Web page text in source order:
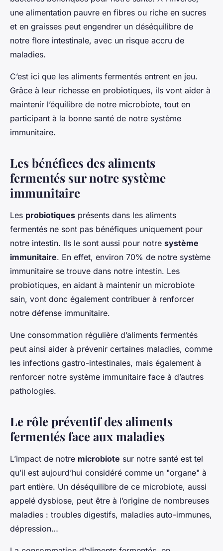
une alimentation pauvre en fibres ou riche en sucres
et en graisses peut engendrer un déséquilibre de
notre flore intestinale, avec un risque accru de
maladies.
C’est ici que les aliments fermentés entrent en jeu.
Grâce à leur richesse en probiotiques, ils vont aider à
maintenir l’équilibre de notre microbiote, tout en
participant à la bonne santé de notre système
immunitaire.
Les bénéfices des aliments
fermentés sur notre système
immunitaire
Les probiotiques présents dans les aliments
fermentés ne sont pas bénéfiques uniquement pour
notre intestin. Ils le sont aussi pour notre système
immunitaire. En effet, environ 70% de notre système
immunitaire se trouve dans notre intestin. Les
probiotiques, en aidant à maintenir un microbiote
sain, vont donc également contribuer à renforcer
notre défense immunitaire.
Une consommation régulière d’aliments fermentés
peut ainsi aider à prévenir certaines maladies, comme
les infections gastro-intestinales, mais également à
renforcer notre système immunitaire face à d’autres
pathologies.
Le rôle préventif des aliments
fermentés face aux maladies
L’impact de notre microbiote sur notre santé est tel
qu’il est aujourd’hui considéré comme un "organe" à
part entière. Un déséquilibre de ce microbiote, aussi
appelé dysbiose, peut être à l’origine de nombreuses
maladies : troubles digestifs, maladies auto-immunes,
dépression…